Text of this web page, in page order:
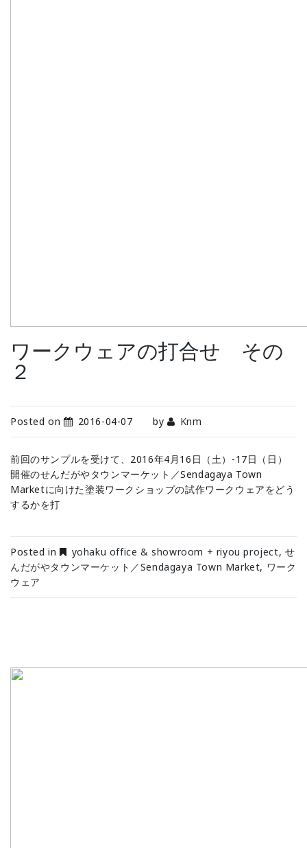
ワークウェアの打合せ その
２
Posted on 2016-04-07 by Knm
前回のサンプルを受けて、2016年4月16日（土）-17日（日）
開催のせんだがやタウンマーケット／Sendagaya Town
Marketに向けた塗装ワークショップの試作ワークウェアをどう
するかを打
Posted in yohaku office & showroom + riyou project, せ
んだがやタウンマーケット／Sendagaya Town Market, ワーク
ウェア